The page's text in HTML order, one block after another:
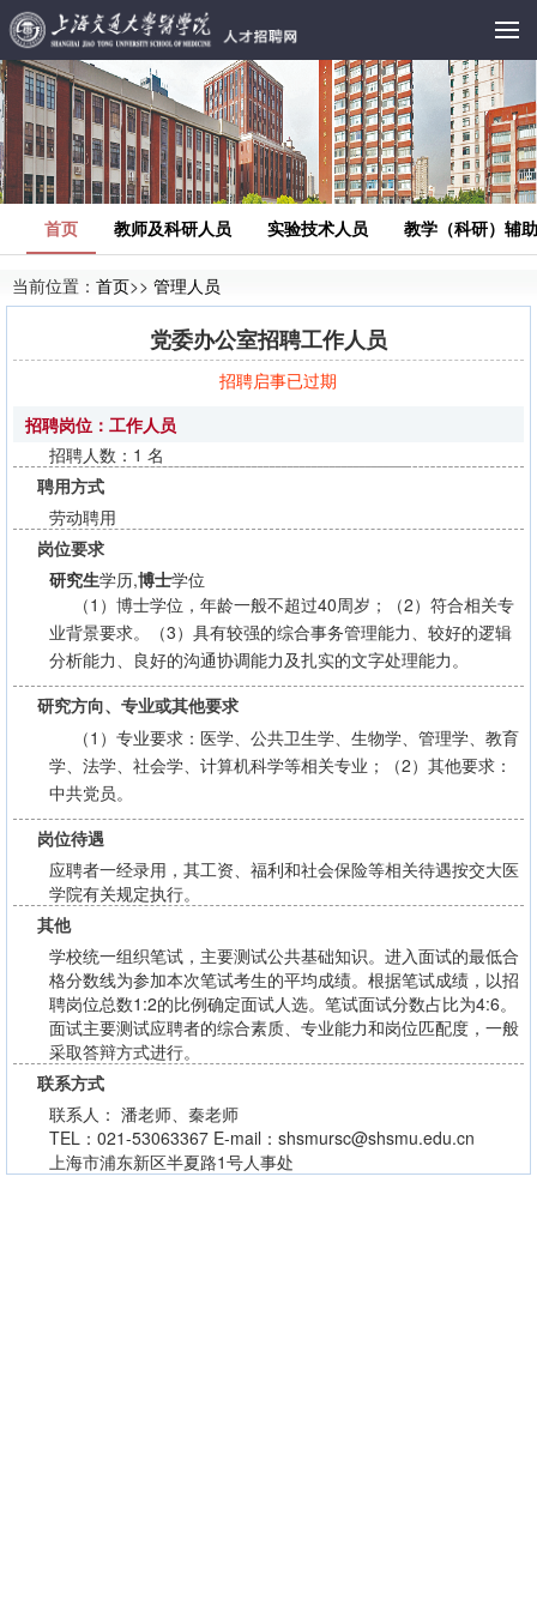
首页 教师及科研人员 实验技术人员 教学（科研）辅
当前位置： 首页>> 管理人员
党委办公室招聘工作人员
招聘启事已过期
招聘岗位：工作人员
招聘人数：1 名
聘用方式
劳动聘用
岗位要求
研究生学历,博士学位
（1）博士学位，年龄一般不超过40周岁；（2）符合相关专
业背景要求。（3）具有较强的综合事务管理能力、较好的逻辑
分析能力、良好的沟通协调能力及扎实的文字处理能力。
研究方向、专业或其他要求
（1）专业要求：医学、公共卫生学、生物学、管理学、教育
学、法学、社会学、计算机科学等相关专业；（2）其他要求：
中共党员。
岗位待遇
应聘者一经录用，其工资、福利和社会保险等相关待遇按交大医
学院有关规定执行。
其他
学校统一组织笔试，主要测试公共基础知识。进入面试的最低合
格分数线为参加本次笔试考生的平均成绩。根据笔试成绩，以招
聘岗位总数1:2的比例确定面试人选。笔试面试分数占比为4:6。
面试主要测试应聘者的综合素质、专业能力和岗位匹配度，一般
采取答辩方式进行。
联系方式
联系人： 潘老师、秦老师
TEL：021-53063367 E-mail：shsmursc@shsmu.edu.cn
上海市浦东新区半夏路1号人事处